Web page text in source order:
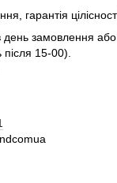
гарантія
день замовлення
15-00).